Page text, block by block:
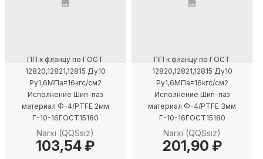
ПП к фланцу по ГОСТ
12820,12821,12815 Ду10
Ру1,6МПа=16кгс/см2
Исполнение Шип-паз
материал Ф-4/PTFE 2мм
Г-10-16ГОСТ15180
Narxi (QQSsiz)
103,54 ₽
ПП к фланцу по ГОСТ
12820,12821,12815 Ду10
Ру1,6МПа=16кгс/см2
Исполнение Шип-паз
материал Ф-4/PTFE 3мм
Г-10-16ГОСТ15180
Narxi (QQSsiz)
201,90 ₽